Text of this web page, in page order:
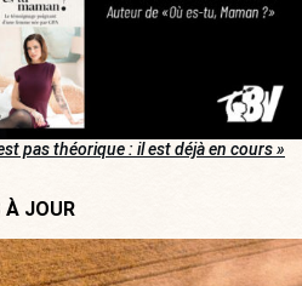
pas théorique : il est déjà en cours »
À JOUR